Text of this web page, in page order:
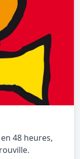
48 heures,